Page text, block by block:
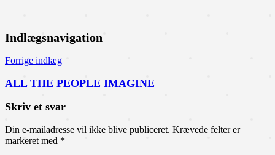
Indlægsnavigation
Forrige indlæg
ALL THE PEOPLE IMAGINE
Skriv et svar
Din e-mailadresse vil ikke blive publiceret. Krævede felter er
markeret med *